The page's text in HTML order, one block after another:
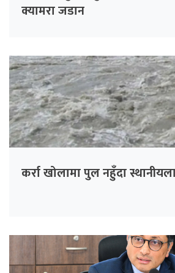
क्यामरा जडान
कर्रा खोलामा पुल नहुँदा